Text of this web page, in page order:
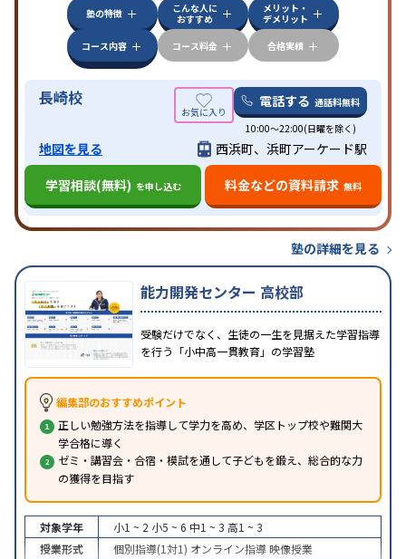
特徴
中高一貫校生に対応授業の振替可能 学習にPC・タ
ブレットを利用オンライン対応1科目から受講可能
季節講習のみの受講可 発達障害の子どもに対応
習室あり
塾の特徴
こんな人に
おすすめ
メリット・
デメリット
コース内容
コース料金 合格実績
長崎校 電話する 通話料無料
10:00～22:00(日曜を除く)
地図を見る
西浜町、浜町アーケード駅
学習相談(無料) を申し込む 料金などの資料請求 無料
塾の詳細を見る
能力開発センター 高校部
受験だけでなく、生徒の一生を見据えた学習指導
を行う「小中高一貫教育」の学習塾
編集部のおすすめポイント
正しい勉強方法を指導して学力を高め、学区トップ校や難関大
学合格に導く
ゼミ・講習会・合宿・模試を通して子どもを鍛え、総合的な力
の獲得を目指す
対象学年 小1 ~ 2 小5 ~ 6 中1 ~ 3 高1 ~ 3
授業形式
個別指導(1対1) オンライン指導映像授業